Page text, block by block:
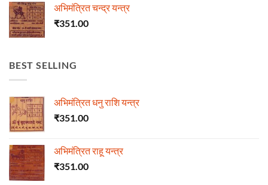
अभिमंत्रित चन्द्र यन्त्र
₹351.00
BEST SELLING
अभिमंत्रित धनु राशि यन्त्र
₹351.00
अभिमंत्रित राहू यन्त्र
₹351.00